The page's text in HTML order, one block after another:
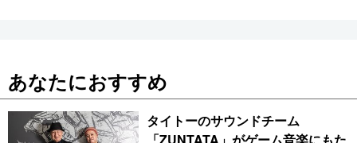
あなたにおすすめ
タイトーのサウンドチーム
「ZUNTATA」がゲーム音楽にもた